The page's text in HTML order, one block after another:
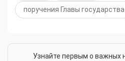
поручения Главы государства
Узнайте первым о важных